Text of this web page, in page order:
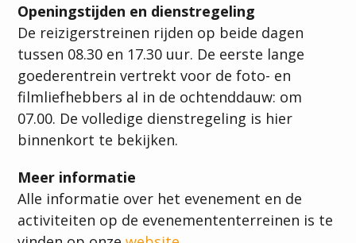
Openingstijden en dienstregeling
De reizigerstreinen rijden op beide dagen
tussen 08.30 en 17.30 uur. De eerste lange
goederentrein vertrekt voor de foto- en
filmliefhebbers al in de ochtenddauw: om
07.00. De volledige dienstregeling is hier
binnenkort te bekijken.
Meer informatie
Alle informatie over het evenement en de
activiteiten op de evenemententerreinen is te